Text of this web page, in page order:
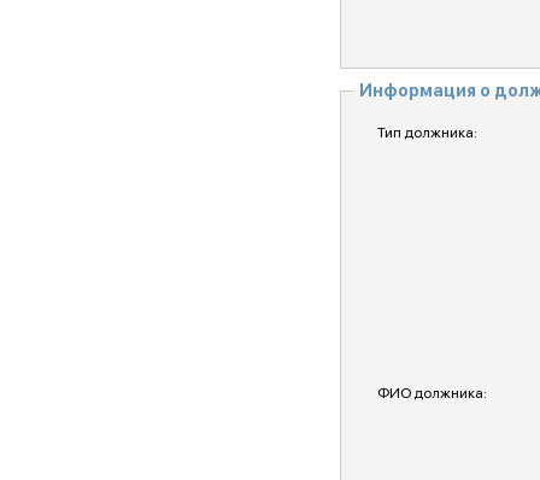
Информация о
Тип должника:
ФИО должника: